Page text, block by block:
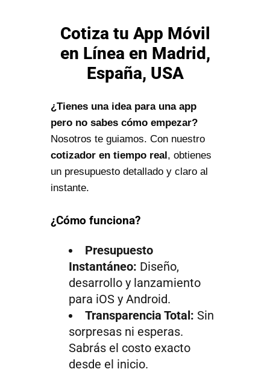
Cotiza tu App Móvil
en Línea en Madrid,
España, USA
¿Tienes una idea para una app
pero no sabes cómo empezar?
Nosotros te guiamos. Con nuestro
cotizador en tiempo real, obtienes
un presupuesto detallado y claro al
instante.
¿Cómo funciona?
Presupuesto
Instantáneo: Diseño,
desarrollo y lanzamiento
para iOS y Android.
Transparencia Total: Sin
sorpresas ni esperas.
Sabrás el costo exacto
desde el inicio.